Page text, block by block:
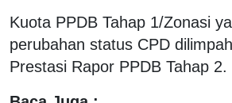
Kuota PPDB Tahap 1/Zonasi
perubahan status CPD
Prestasi Rapor PPDB Tahap 2.